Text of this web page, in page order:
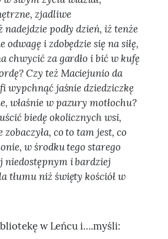
zjadliwe
nadejdzie podły dzień, iż tenże
odwagę i zdobędzie się na siłę,
chwycić za gardło i bić w kufę
Czy też Maciejunio da
wypchnąć jaśnie dziedziczkę
właśnie w pazury motłochu?
biedę okolicznych wsi,
zobaczyła, co to tam jest, co
w środku tego starego
niedostępnym i bardziej
tłumu niż święty kościół w
w Leńcu i….myśli: